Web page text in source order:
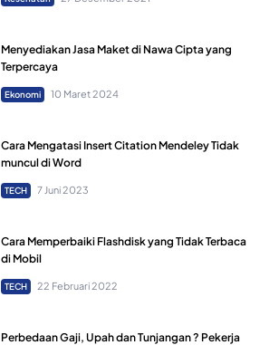
Menyediakan Jasa Maket di Nawa Cipta yang
Terpercaya
Ekonomi 10 Maret 2024
Cara Mengatasi Insert Citation Mendeley Tidak
muncul di Word
TECH 7 Juni 2023
Cara Memperbaiki Flashdisk yang Tidak Terbaca
di Mobil
TECH 22 Februari 2022
Perbedaan Gaji, Upah dan Tunjangan ? Pekerja